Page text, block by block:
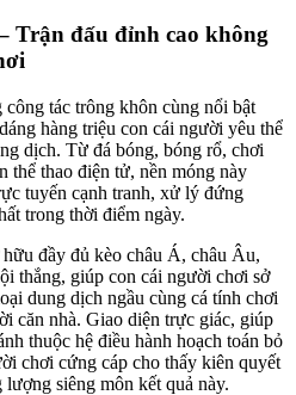
Trận đấu đỉnh cao không
tác trông khôn cùng nổi bật
hàng triệu con cái người yêu thể
dịch. Từ đá bóng, bóng rổ, chơi
thể thao điện tử, nền móng này
tuyến cạnh tranh, xử lý đứng
trong thời điểm ngày.
đầy đủ kèo châu Á, châu Âu,
thắng, giúp con cái người chơi sở
dung dịch ngầu cùng cá tính chơi
căn nhà. Giao diện trực giác, giúp
thuộc hệ điều hành hoạch toán bỏ
chơi cứng cáp cho thấy kiên quyết
siêng môn kết quả này.